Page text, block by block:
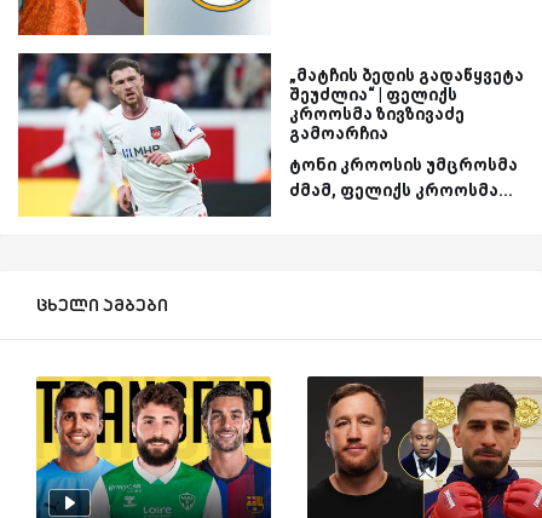
„მატჩის ბედის გადაწყვეტა
შეუძლია“ | ფელიქს
კროოსმა ზივზივაძე
გამოარჩია
ტონი კროოსის უმცროსმა
ძმამ, ფელიქს კროოსმა...
ცხელი ამბები